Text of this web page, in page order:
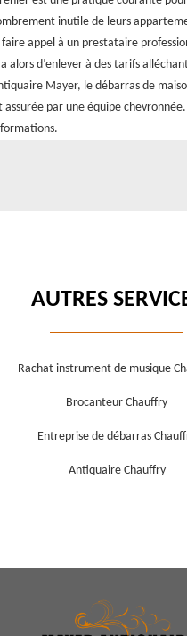
inutile de leurs
faire appel à un prestataire
alors d’enlever à des tarifs
Mayer, le débarras de
assurée par une équipe
AUTRES
Rachat instrument de musique
Brocanteur Chauffry
Entreprise de débarras
Antiquaire Chauffry